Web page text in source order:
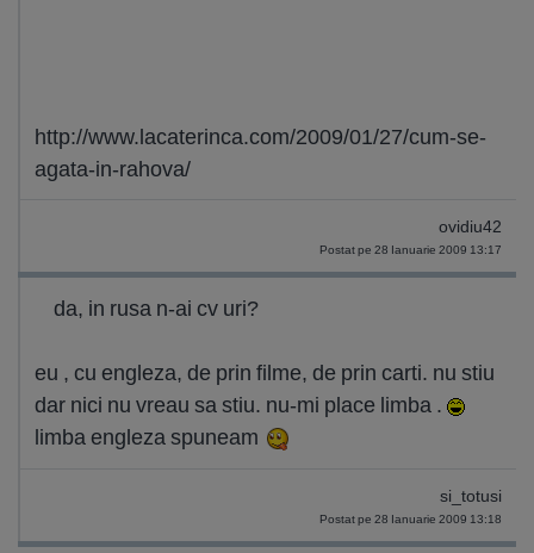
http://www.lacaterinca.com/2009/01/27/cum-se-
agata-in-rahova/
ovidiu42
Postat pe 28 Ianuarie 2009 13:17
da, in rusa n-ai cv uri?
eu , cu engleza, de prin filme, de prin carti. nu stiu
dar nici nu vreau sa stiu. nu-mi place limba .
limba engleza spuneam
si_totusi
Postat pe 28 Ianuarie 2009 13:18